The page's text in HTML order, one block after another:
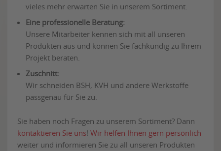
vieles mehr erwarten Sie in unserem Sortiment.
Eine professionelle Beratung:
Unsere Mitarbeiter kennen sich mit all unseren
Produkten aus und können Sie fachkundig zu Ihrem
Projekt beraten.
Zuschnitt:
Wir schneiden BSH, KVH und andere Werkstoffe
passgenau für Sie zu.
Sie haben noch Fragen zu unserem Sortiment? Dann
kontaktieren Sie uns! Wir helfen Ihnen gern persönlich
weiter und informieren Sie zu all unseren Produkten